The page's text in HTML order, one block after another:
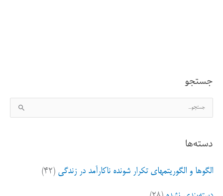
جستجو
س
ج
ب
دسته‌ها
الگوها و الگوریتمهای تکرار شونده ناکارآمد در زندگی (۴۲)